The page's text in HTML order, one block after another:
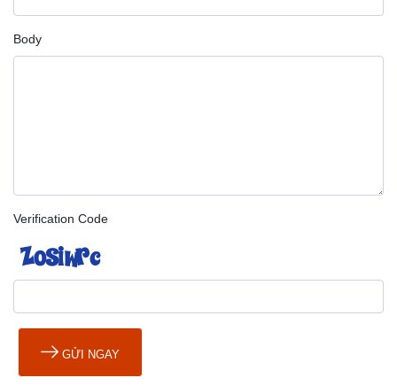
Body
Verification Code
GỬI NGAY